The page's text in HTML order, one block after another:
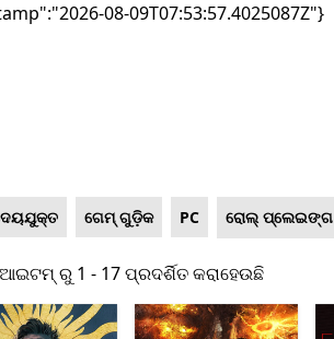
08-09T07:53:57.4025087Z"}
ଗେମ୍ ଗୁଡ଼ିକ PC ରୋଲ୍‍ ପ୍ଲେଇଙ୍ଗ
ଆଇଟମ୍ ରୁ 1 - 17 ପ୍ରଦର୍ଶିତ କରାହେଉଛି
ଆଇଟମ୍ ରୁ 1 - 17 ପ୍ରଦର୍ଶିତ କରାହେଉଛି